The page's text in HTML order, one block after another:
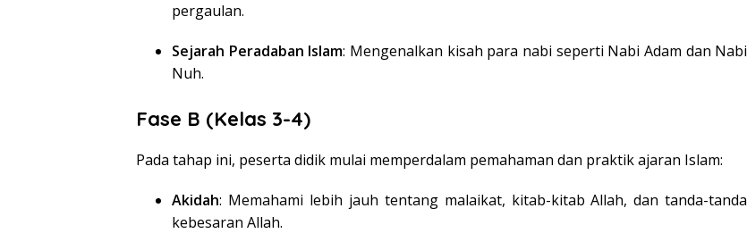
pergaulan.
Sejarah Peradaban Islam: Mengenalkan kisah para nabi seperti Nabi Adam dan Nabi
Nuh.
Fase B (Kelas 3-4)
Pada tahap ini, peserta didik mulai memperdalam pemahaman dan praktik ajaran Islam:
Akidah: Memahami lebih jauh tentang malaikat, kitab-kitab Allah, dan tanda-tanda
kebesaran Allah.